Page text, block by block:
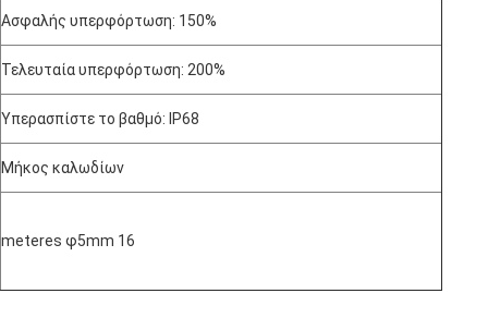
Ασφαλής υπερφόρτωση: 150%
Τελευταία υπερφόρτωση: 200%
Υπερασπίστε το βαθμό: IP68
Μήκος καλωδίων
meteres φ5mm 16